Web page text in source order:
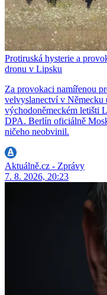
Protiruská hysterie a
dronu v Lipsku
Za provokaci namířenou
velvyslanectví v Německu
východoněmeckém letišti
DPA. Berlín oficiálně
ničeho neobvinil.
Aktuálně.cz - Zprávy
7. 8. 2026, 20:23